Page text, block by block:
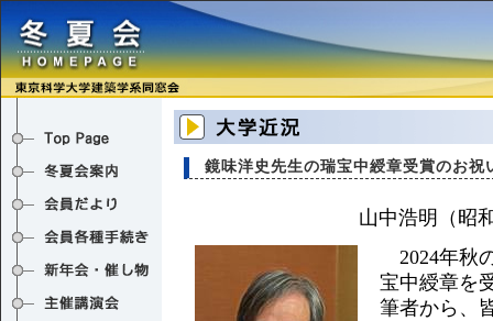
鏡味洋史先生の瑞宝中綬章受賞のお祝
山中浩明（昭
2024年秋
宝中綬章を
筆者から、